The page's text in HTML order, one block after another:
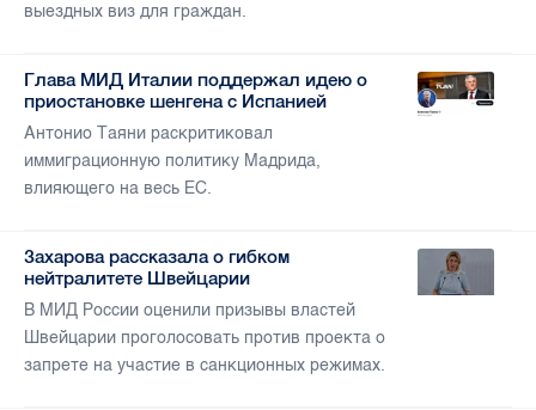
выездных виз для граждан.
Глава МИД Италии поддержал идею о
приостановке шенгена с Испанией
Антонио Таяни раскритиковал
иммиграционную политику Мадрида,
влияющего на весь ЕС.
Захарова рассказала о гибком
нейтралитете Швейцарии
В МИД России оценили призывы властей
Швейцарии проголосовать против проекта о
запрете на участие в санкционных режимах.